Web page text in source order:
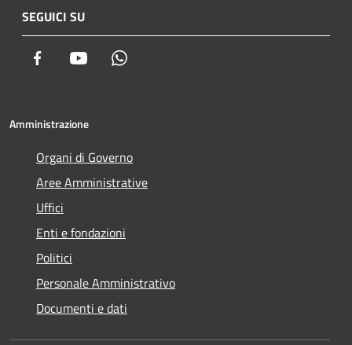
SEGUICI SU
Facebook Youtube
Amministrazione
Organi di Governo
Aree Amministrative
Uffici
Enti e fondazioni
Politici
Personale Amministrativo
Documenti e dati